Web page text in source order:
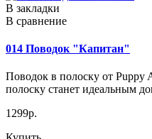
В закладки
В сравнение
014 Поводок "Капитан"
Поводок в полоску от Puppy
полоску станет идеальным
1299р.